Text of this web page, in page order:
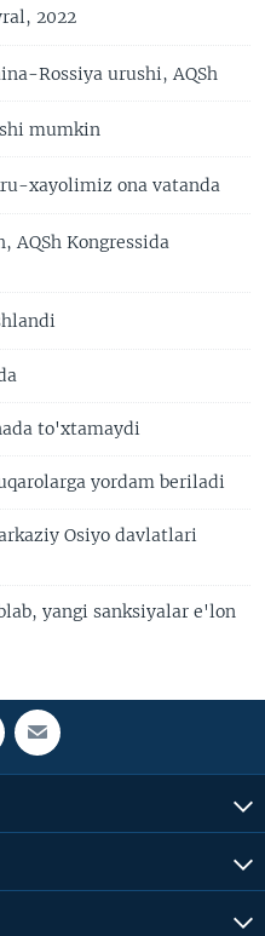
2022
Rossiya urushi, AQSh
mumkin
xayolimiz ona vatanda
AQSh Kongressida
to'xtamaydi
yordam beriladi
Osiyo davlatlari
yangi sanksiyalar e'lon